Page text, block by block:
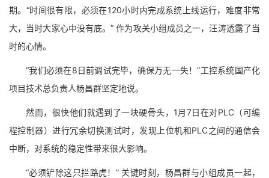
期。“时间很有限，必须在120小时内完成系统上线运行，难度非常
大，当时大家心中没有底。” 作为攻关小组成员之一，汪涛透露了当
时的心情。
“我们必须在8日前调试完毕，确保万无一失！”工控系统国产化
项目技术总负责人杨昌群坚定地说。
然而，很快他们就遇到了一块硬骨头，1月7日在对PLC（可编
程控制器）进行冗余切换测试时，发现上位机和PLC之间的通信会
中断，对系统的稳定性带来很大影响。
“必须铲除这只拦路虎！” 关键时刻，杨昌群与小组成员一起，